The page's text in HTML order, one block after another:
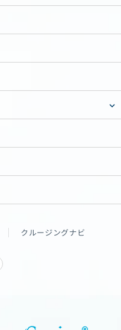
クルージングナビ